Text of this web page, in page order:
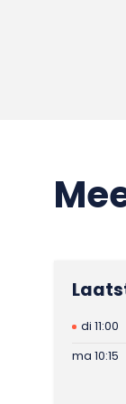
di 11:00
ma 10:15